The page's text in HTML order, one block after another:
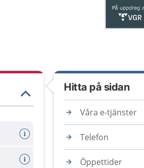
Hitta på sidan
Våra e-tjänster
Telefon
Öppettider